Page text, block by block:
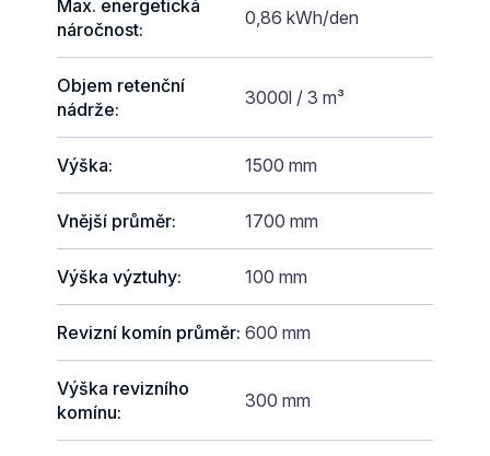
Max. energetická
náročnost:
0,86 kWh/den
Objem retenční
nádrže:
3000l / 3 m³
Výška: 1500 mm
Vnější průměr: 1700 mm
Výška výztuhy: 100 mm
Revizní komín průměr: 600 mm
Výška revizního
komínu:
300 mm